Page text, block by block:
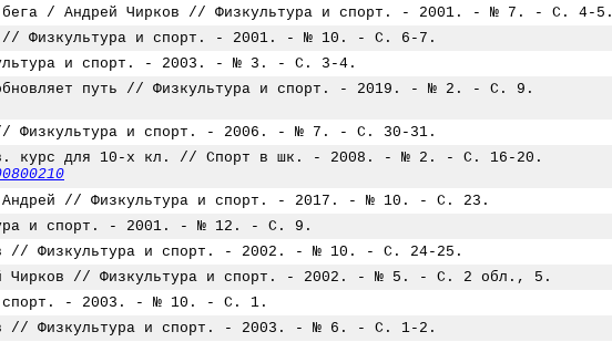
бега / Андрей Чирков // Физкультура и спорт. - 2001. - № 7. - С. 4-5.
// Физкультура и спорт. - 2001. - № 10. - С. 6-7.
и спорт. - 2003. - № 3. - С. 3-4.
путь // Физкультура и спорт. - 2019. - № 2. - С. 9.
// Физкультура и спорт. - 2006. - № 7. - С. 30-31.
курс для 10-х кл. // Спорт в шк. - 2008. - № 2. - С. 16-20.
Андрей // Физкультура и спорт. - 2017. - № 10. - С. 23.
и спорт. - 2001. - № 12. - С. 9.
// Физкультура и спорт. - 2002. - № 10. - С. 24-25.
Чирков // Физкультура и спорт. - 2002. - № 5. - С. 2 обл., 5.
и спорт. - 2003. - № 10. - С. 1.
// Физкультура и спорт. - 2003. - № 6. - С. 1-2.